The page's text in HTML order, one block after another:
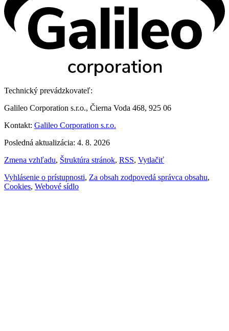
Technický prevádzkovateľ:
Galileo Corporation s.r.o., Čierna Voda 468, 925 06
Kontakt: Galileo Corporation s.r.o.
Posledná aktualizácia: 4. 8. 2026
Zmena vzhľadu, Štruktúra stránok, RSS, Vytlačiť
Vyhlásenie o prístupnosti, Za obsah zodpovedá správca obsahu,
Cookies, Webové sídlo